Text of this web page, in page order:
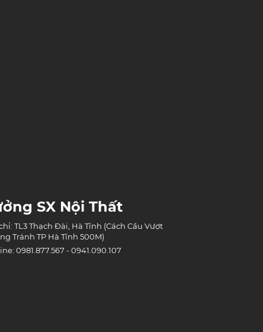
SX Nội Thất
TL3 Thạch Đài, Hà Tĩnh (Cách Cầu Vượt
Tránh TP Hà Tĩnh 500M)
0981.877.567 - 0941.090.107